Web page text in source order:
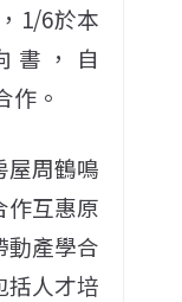
1/6於本
書，自
作。
屋周鶴鳴
作互惠原
動產學合
括人才培